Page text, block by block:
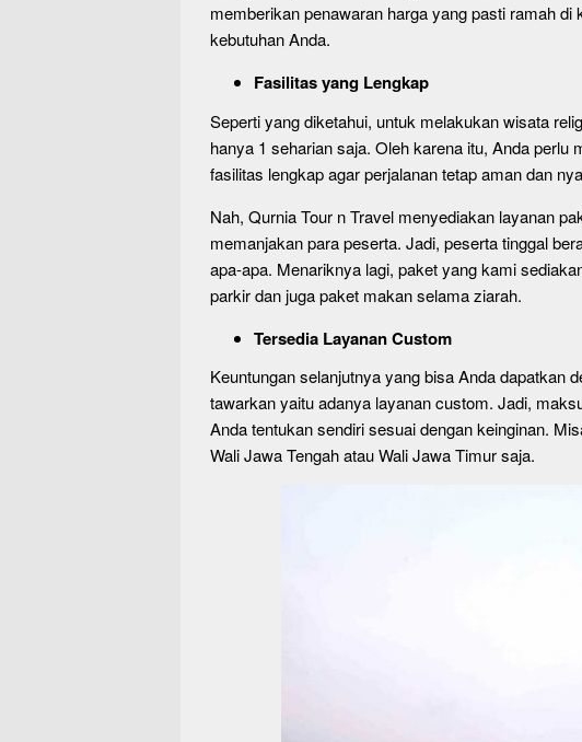
memberikan penawaran harga yang pasti ramah
kebutuhan Anda.
Fasilitas yang Lengkap
Seperti yang diketahui, untuk melakukan wisata
hanya 1 seharian saja. Oleh karena itu, Anda perlu
fasilitas lengkap agar perjalanan tetap aman dan
Nah, Qurnia Tour n Travel menyediakan layanan
memanjakan para peserta. Jadi, peserta tinggal
apa-apa. Menariknya lagi, paket yang kami
parkir dan juga paket makan selama ziarah.
Tersedia Layanan Custom
Keuntungan selanjutnya yang bisa Anda dapatkan
tawarkan yaitu adanya layanan custom. Jadi,
Anda tentukan sendiri sesuai dengan keinginan.
Wali Jawa Tengah atau Wali Jawa Timur saja.